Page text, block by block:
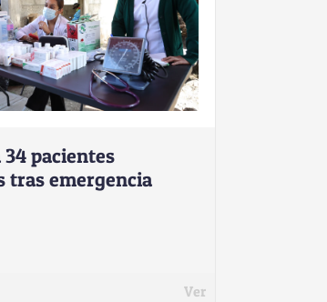
34 pacientes
tras emergencia
Ver